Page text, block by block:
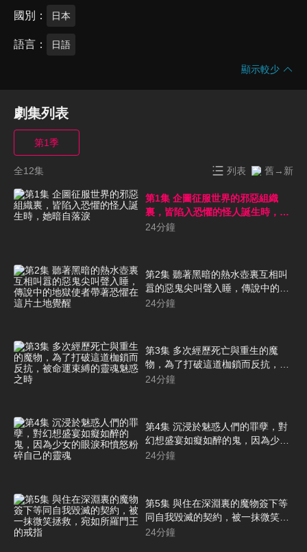
國別 日本
語言 日語
顯示較少
劇集列表
第1季
全12集 列表 舊→新
第1集 企圖征服世界的邪惡組織
裏，皆陷入恐懼的怪人誕生時，她
暗自落淚
24分鐘
第2集 聽著黑暗的熱水壺裏互相叫
囂的惡鬼尖叫聲入睡，傳說中的地
獄使者帶著恐懼在這片土地覺醒
24分鐘
第3集 多次經歷死亡與重生的魔
物，為了打破這道枷鎖而反抗，被
命運束縛的靈魂魅惑之時
24分鐘
第4集 沉浸於魅惑人們的罪孽，對
幻想盛宴如癡如醉的鬼，因為少女
的眼淚和憤怒粉碎自己的靈魂
24分鐘
第5集 與住在深淵裏的魔物簽下等
同自我毀滅的契約，被一抹微笑拯
救，宛如所羅門王的戒指
24分鐘